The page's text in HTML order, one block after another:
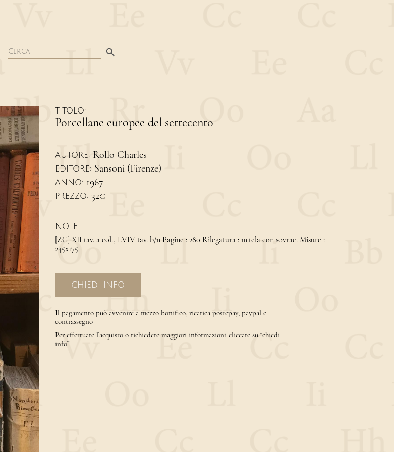
Search
for:
TITOLO:
Porcellane europee del settecento
AUTORE: Rollo Charles
EDITORE: Sansoni (Firenze)
ANNO: 1967
PREZZO: 32€
NOTE:
[ZG] XII tav. a col., LVIV tav. b/n Pagine : 280 Rilegatura : m.tela con sovrac. Misure :
245x175
CHIEDI INFO
Il pagamento può avvenire a mezzo bonifico, ricarica postepay, paypal e
contrassegno
Per effettuare l’acquisto o richiedere maggiori informazioni cliccare su “chiedi
info”